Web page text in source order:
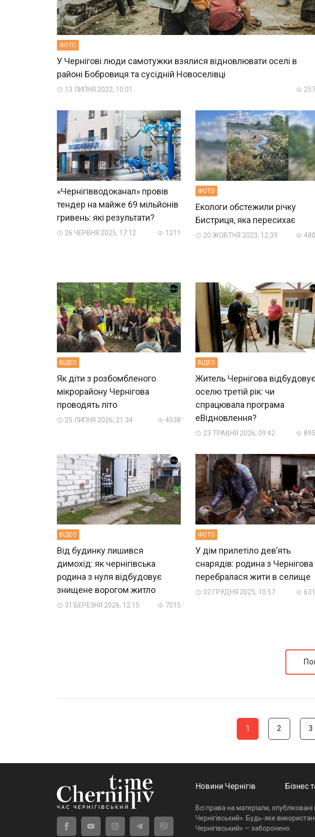
ФОТО
У Чернігові люди самотужки взялися відновлювати оселі в
районі Бобровиця та сусідній Новоселівці
13 ЛИПНЯ 2022, 10:01
«Чернігівводоканал» провів
тендер на майже 69 мільйонів
гривень: які результати?
26 ЧЕРВНЯ 2025, 17:12 1211
ФОТО
Екологи обстежили річку
Бистриця, яка пересихає
20 ЖОВТНЯ 2023, 12:39
ВIДЕО
Як діти з розбомбленого
мікрорайону Чернігова
проводять літо
25 ЛИПНЯ 2026, 21:34 4538
ВIДЕО
Житель Чернігова відбудовує
оселю третій рік: чи
спрацювала програма
еВідновлення?
23 ТРАВНЯ 2026, 09:42
ВIДЕО
Від будинку лишився
димохід: як чернігівська
родина з нуля відбудовує
знищене ворогом житло
31 БЕРЕЗНЯ 2026, 12:15 7015
ФОТО
У дім прилетіло дев’ять
снарядів: родина з Чернігова
перебралася жити в селище
02 ГРУДНЯ 2025, 10:57
1 2 3
Новини Чернігів Бізнес
Всі права на матеріали,
Чернігівський». Будь-яке
Чернігівський» — заборонено.